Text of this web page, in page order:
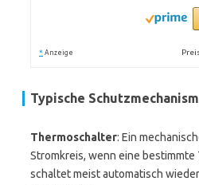
* Anzeige
Typische
Thermoschalter: Ein
Stromkreis, wenn eine
schaltet meist automatisch